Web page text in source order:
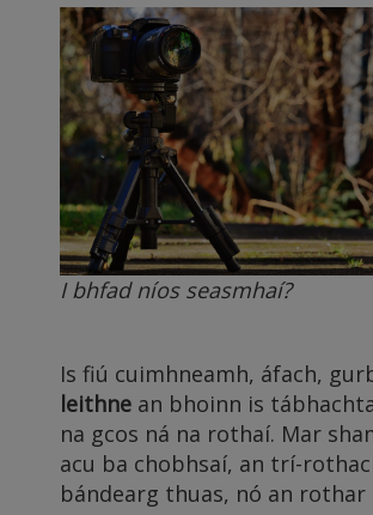
I bhfad níos seasmhaí?
Is fiú cuimhneamh, áfach,
leithne an bhoinn is
na gcos ná na rothaí. Mar
acu ba chobhsaí, an trí-
bándearg thuas, nó an rothar